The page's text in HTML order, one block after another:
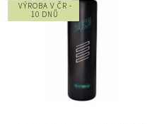
VÝROBA V ČR -
10 DNŮ